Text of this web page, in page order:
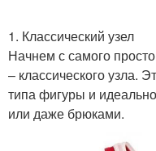
1. Классический узел
Начнем с самого
– классического узла.
типа фигуры и
или даже брюками.